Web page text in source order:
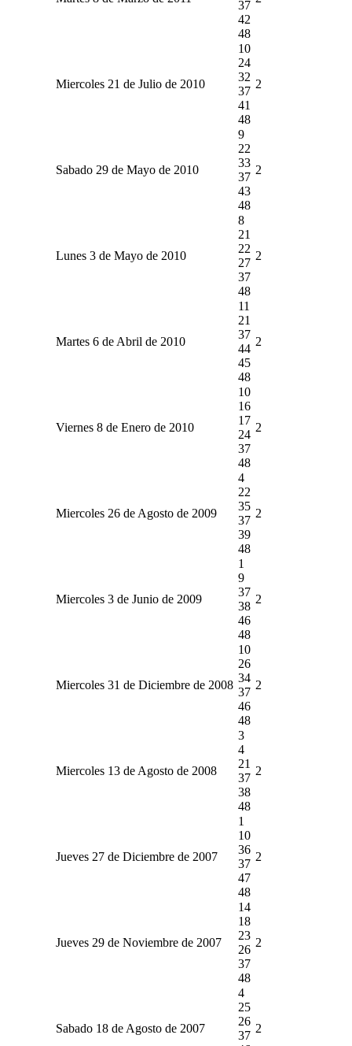
37
42
48
Miercoles 21 de Julio de 2010
10
24
32
37
41
48
2
Sabado 29 de Mayo de 2010
9
22
33
37
43
48
2
Lunes 3 de Mayo de 2010
8
21
22
27
37
48
2
Martes 6 de Abril de 2010
11
21
37
44
45
48
2
Viernes 8 de Enero de 2010
10
16
17
24
37
48
2
Miercoles 26 de Agosto de 2009
4
22
35
37
39
48
2
Miercoles 3 de Junio de 2009
1
9
37
38
46
48
2
Miercoles 31 de Diciembre de 2008
10
26
34
37
46
48
2
Miercoles 13 de Agosto de 2008
3
4
21
37
38
48
2
Jueves 27 de Diciembre de 2007
1
10
36
37
47
48
2
Jueves 29 de Noviembre de 2007
14
18
23
26
37
48
2
Sabado 18 de Agosto de 2007
4
25
26
37
2